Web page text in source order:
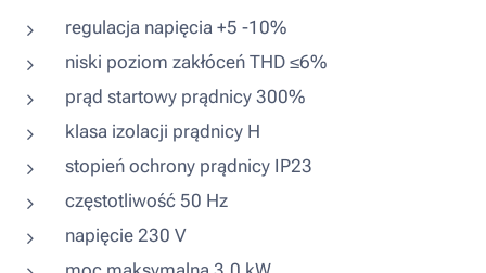
regulacja napięcia +5 -10%
niski poziom zakłóceń THD ≤6%
prąd startowy prądnicy 300%
klasa izolacji prądnicy H
stopień ochrony prądnicy IP23
częstotliwość 50 Hz
napięcie 230 V